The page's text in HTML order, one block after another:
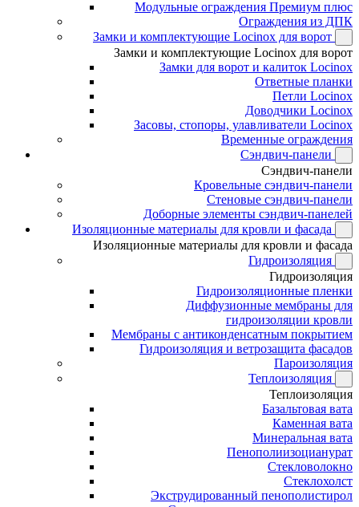
Модульные ограждения Премиум плюс
Ограждения из ДПК
Замки и комплектующие Locinox для ворот
Замки и комплектующие Locinox для ворот
Замки для ворот и калиток Locinox
Ответные планки
Петли Locinox
Доводчики Locinox
Засовы, стопоры, улавливатели Locinox
Временные ограждения
Сэндвич-панели
Сэндвич-панели
Кровельные сэндвич-панели
Стеновые сэндвич-панели
Доборные элементы сэндвич-панелей
Изоляционные материалы для кровли и фасада
Изоляционные материалы для кровли и фасада
Гидроизоляция
Гидроизоляция
Гидроизоляционные пленки
Диффузионные мембраны для
гидроизоляции кровли
Мембраны с антиконденсатным покрытием
Гидроизоляция и ветрозащита фасадов
Пароизоляция
Теплоизоляция
Теплоизоляция
Базальтовая вата
Каменная вата
Минеральная вата
Пенополиизоцианурат
Стекловолокно
Стеклохолст
Экструдированный пенополистирол